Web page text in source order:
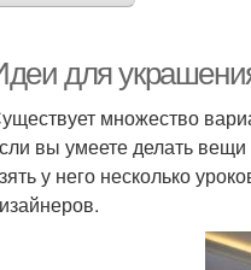
для
множество
вы умеете делать вещи
у него несколько